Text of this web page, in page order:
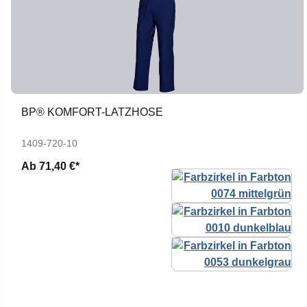
BP® KOMFORT-LATZHOSE
1409-720-10
Ab 71,40 €*